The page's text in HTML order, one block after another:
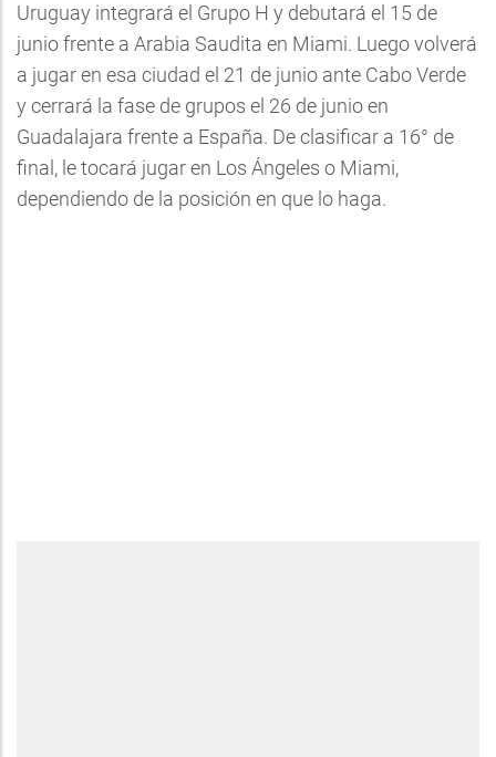
Uruguay integrará el Grupo H y debutará el 15 de
junio frente a Arabia Saudita en Miami. Luego volverá
a jugar en esa ciudad el 21 de junio ante Cabo Verde
y cerrará la fase de grupos el 26 de junio en
Guadalajara frente a España. De clasificar a 16° de
final, le tocará jugar en Los Ángeles o Miami,
dependiendo de la posición en que lo haga.